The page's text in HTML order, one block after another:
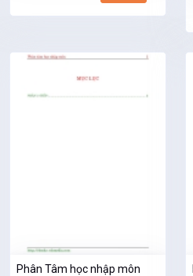
Phân Tâm học nhập môn